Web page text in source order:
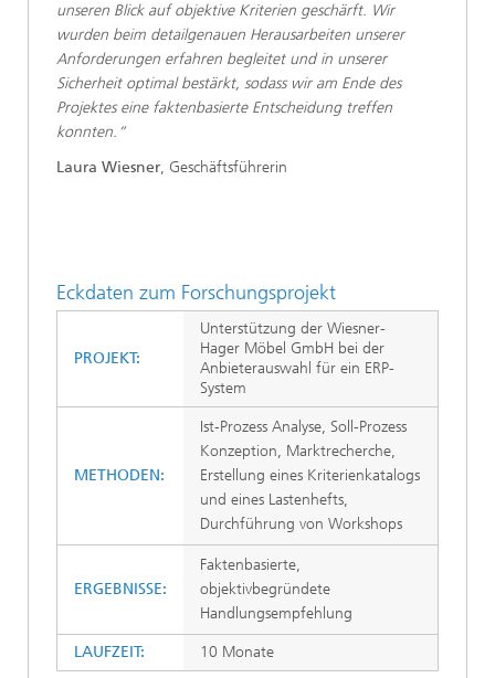
unseren Blick auf objektive Kriterien geschärft. Wir
wurden beim detailgenauen Herausarbeiten unserer
Anforderungen erfahren begleitet und in unserer
Sicherheit optimal bestärkt, sodass wir am Ende des
Projektes eine faktenbasierte Entscheidung treffen
konnten.“
Laura Wiesner, Geschäftsführerin
Eckdaten zum Forschungsprojekt
PROJEKT:
Unterstützung der Wiesner-
Hager Möbel GmbH bei der
Anbieterauswahl für ein ERP-
System
METHODEN:
Ist-Prozess Analyse, Soll-Prozess
Konzeption, Marktrecherche,
Erstellung eines Kriterienkatalogs
und eines Lastenhefts,
Durchführung von Workshops
ERGEBNISSE:
Faktenbasierte,
objektivbegründete
Handlungsempfehlung
LAUFZEIT: 10 Monate